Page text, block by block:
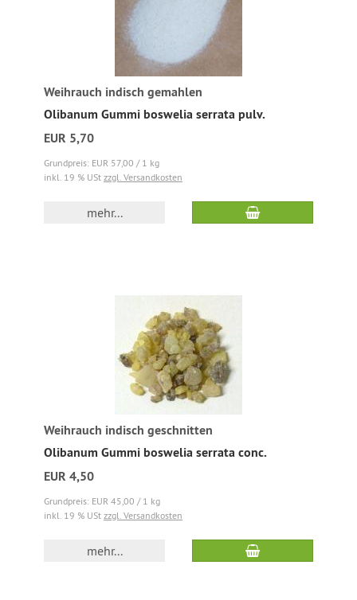
Weihrauch indisch gemahlen
Olibanum Gummi boswelia serrata pulv.
EUR 5,70
Grundpreis: EUR 57,00 / 1 kg
inkl. 19 % USt zzgl. Versandkosten
mehr...
Weihrauch indisch geschnitten
Olibanum Gummi boswelia serrata conc.
EUR 4,50
Grundpreis: EUR 45,00 / 1 kg
inkl. 19 % USt zzgl. Versandkosten
mehr...